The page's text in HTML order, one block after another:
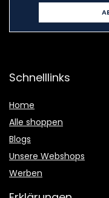
Schnelllinks
Home
Alle shoppen
Blogs
Unsere Webshops
Werben